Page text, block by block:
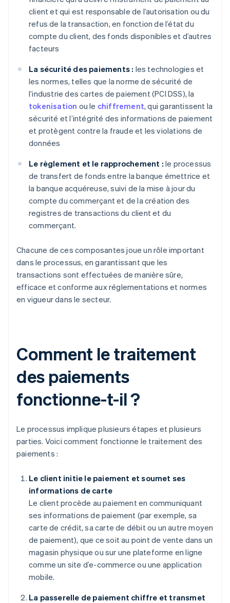
client et qui est responsable de l’autorisation ou du
refus de la transaction, en fonction de l’état du
compte du client, des fonds disponibles et d’autres
facteurs
La sécurité des paiements : les technologies et
les normes, telles que la norme de sécurité de
l’industrie des cartes de paiement (PCI DSS), la
tokenisation ou le chiffrement, qui garantissent la
sécurité et l’intégrité des informations de paiement
et protègent contre la fraude et les violations de
données
Le règlement et le rapprochement : le processus
de transfert de fonds entre la banque émettrice et
la banque acquéreuse, suivi de la mise à jour du
compte du commerçant et de la création des
registres de transactions du client et du
commerçant.
Chacune de ces composantes joue un rôle important
dans le processus, en garantissant que les
transactions sont effectuées de manière sûre,
efficace et conforme aux réglementations et normes
en vigueur dans le secteur.
Comment le traitement
des paiements
fonctionne-t-il ?
Le processus implique plusieurs étapes et plusieurs
parties. Voici comment fonctionne le traitement des
paiements :
Le client initie le paiement et soumet ses
informations de carte
Le client procède au paiement en communiquant
ses informations de paiement (par exemple, sa
carte de crédit, sa carte de débit ou un autre moyen
de paiement), que ce soit au point de vente dans un
magasin physique ou sur une plateforme en ligne
comme un site d’e-commerce ou une application
mobile.
La passerelle de paiement chiffre et transmet